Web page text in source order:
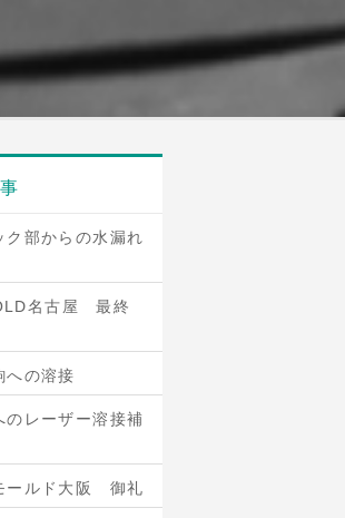
ク部からの水漏れ
名古屋 最終
への溶接
のレーザー溶接補
ールド大阪 御礼